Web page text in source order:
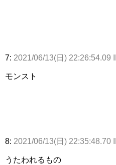
7: 2021/06/13(日) 22:26:54.09
モンスト
8: 2021/06/13(日) 22:35:48.70
うたわれるもの